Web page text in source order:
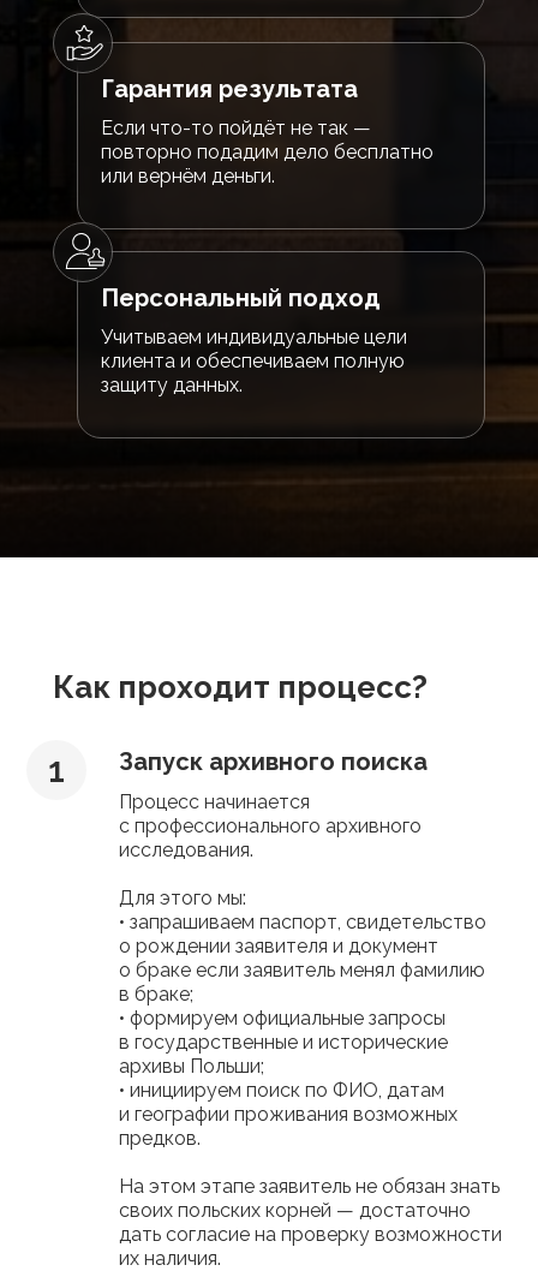
Если что-то пойдёт не так —
повторно подадим дело бесплатно
или вернём деньги.
Гарантия результата
Учитываем индивидуальные цели
клиента и обеспечиваем полную
защиту данных.
Персональный подход
Как проходит процесс?
Запуск архивного поиска
Процесс начинается
с профессионального архивного
исследования.
Для этого мы:
• запрашиваем паспорт, свидетельство
о рождении заявителя и документ
о браке если заявитель менял фамилию
в браке;
• формируем официальные запросы
в государственные и исторические
архивы Польши;
• инициируем поиск по ФИО, датам
и географии проживания возможных
предков.
На этом этапе заявитель не обязан знать
своих польских корней — достаточно
дать согласие на проверку возможности
их наличия.